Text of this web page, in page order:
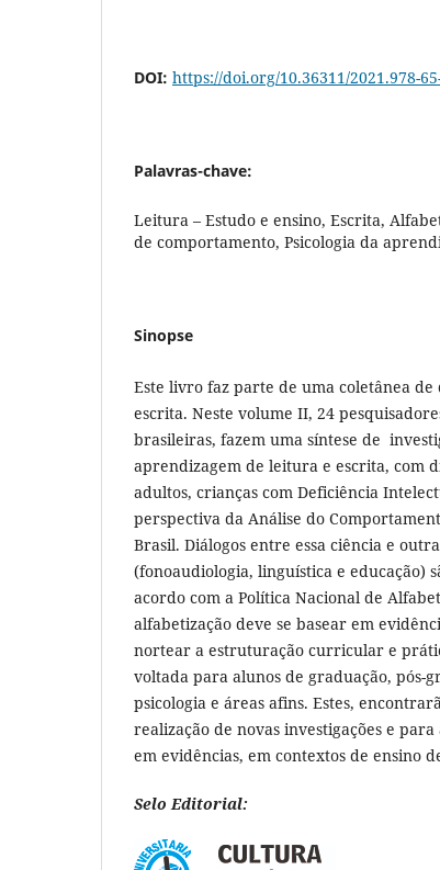
DOI: https://doi.org/10.36311/2021.978-
Palavras-chave:
Leitura – Estudo e ensino, Escrita,
de comportamento, Psicologia da
Sinopse
Este livro faz parte de uma coletânea
escrita. Neste volume II, 24
brasileiras, fazem uma síntese de
aprendizagem de leitura e escrita, com
adultos, crianças com Deficiência
perspectiva da Análise do
Brasil. Diálogos entre essa ciência e
(fonoaudiologia, linguística e educação)
acordo com a Política Nacional de
alfabetização deve se basear em
nortear a estruturação curricular e
voltada para alunos de graduação, pós-
psicologia e áreas afins. Estes,
realização de novas investigações e
em evidências, em contextos de ensino
Selo Editorial: